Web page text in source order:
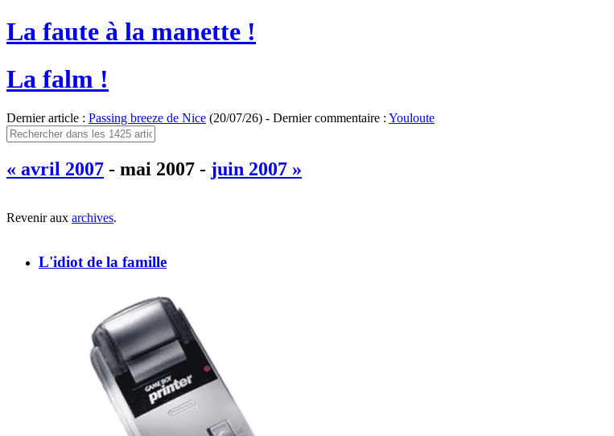
La faute à la manette !
La falm !
Dernier article : Passing breeze de Nice (20/07/26) - Dernier commentaire : Youloute
« avril 2007 - mai 2007 - juin 2007 »
Revenir aux archives.
L'idiot de la famille